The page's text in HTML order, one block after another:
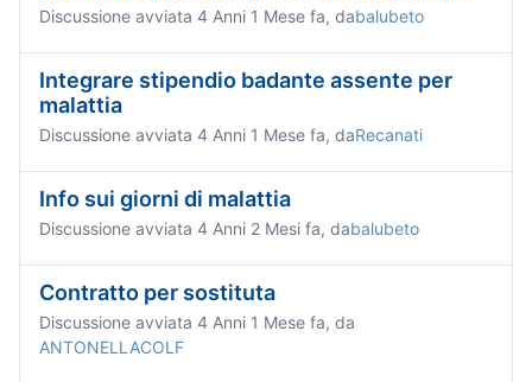
Discussione avviata 4 Anni 1 Mese fa, dabalubeto
Integrare stipendio badante assente per
malattia
Discussione avviata 4 Anni 1 Mese fa, daRecanati
Info sui giorni di malattia
Discussione avviata 4 Anni 2 Mesi fa, dabalubeto
Contratto per sostituta
Discussione avviata 4 Anni 1 Mese fa, da
ANTONELLACOLF